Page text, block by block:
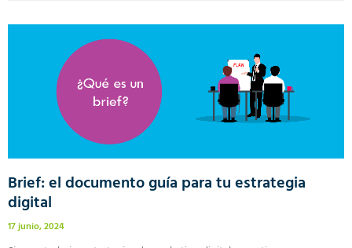
Brief: el documento guía para tu estrategia
digital
17 junio, 2024